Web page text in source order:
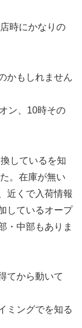
時にかなりの
かもしれません
ン、10時その
しているを知
。在庫が無い
近くで入荷情報
しているオープ
・中部もありま
てから動いて
ミングでを知る